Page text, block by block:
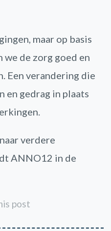
maar op basis
we de zorg goed en
Een verandering die
en gedrag in plaats
verdere
ANNO12 in de
post